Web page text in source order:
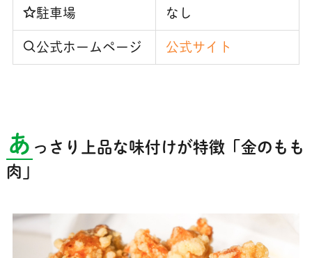
駐車場 なし
公式ホームページ 公式サイト
あ っさり上品な味付けが特徴「金のもも
肉」